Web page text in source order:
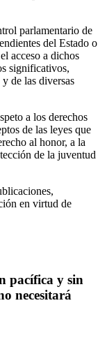
parlamentario de
del Estado o
acceso a dichos
significativos,
de las diversas
a los derechos
de las leyes que
al honor, a la
de la juventud
en virtud de
pacífica y sin
necesitará